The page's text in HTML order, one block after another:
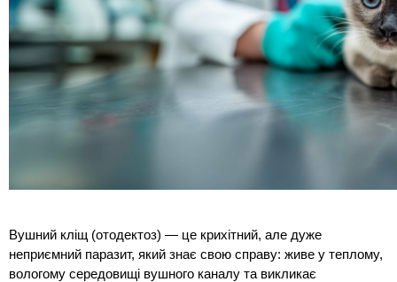
Вушний кліщ (отодектоз) — це крихітний, але дуже
неприємний паразит, який знає свою справу: живе у теплому,
вологому середовищі вушного каналу та викликає